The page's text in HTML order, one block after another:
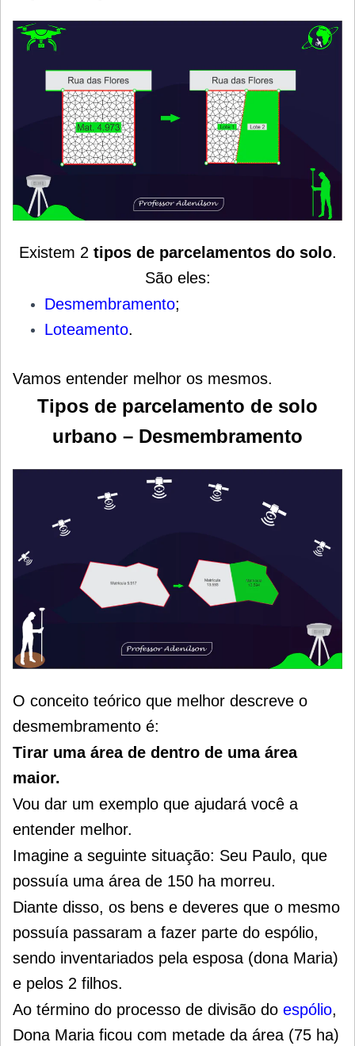
Existem 2 tipos de parcelamentos do solo.
São eles:
Desmembramento;
Loteamento.
Vamos entender melhor os mesmos.
Tipos de parcelamento de solo
urbano – Desmembramento
O conceito teórico que melhor descreve o
desmembramento é:
Tirar uma área de dentro de uma área
maior.
Vou dar um exemplo que ajudará você a
entender melhor.
Imagine a seguinte situação: Seu Paulo, que
possuía uma área de 150 ha morreu.
Diante disso, os bens e deveres que o mesmo
possuía passaram a fazer parte do espólio,
sendo inventariados pela esposa (dona Maria)
e pelos 2 filhos.
Ao término do processo de divisão do espólio,
Dona Maria ficou com metade da área (75 ha)